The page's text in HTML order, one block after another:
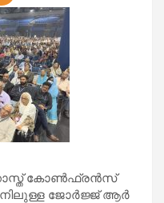
കോൺഫ്രൻസ്
ജോർജ്ജ് ആർ